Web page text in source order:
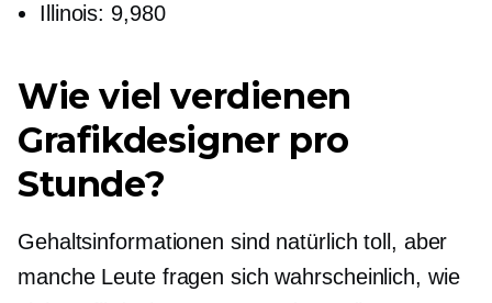
Illinois: 9,980
Wie viel verdienen
Grafikdesigner pro
Stunde?
Gehaltsinformationen sind natürlich toll, aber
manche Leute fragen sich wahrscheinlich, wie